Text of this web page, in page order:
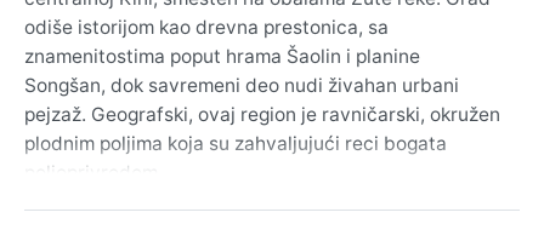
odiše istorijom kao drevna prestonica, sa
znamenitostima poput hrama Šaolin i planine
Songšan, dok savremeni deo nudi živahan urbani
pejzaž. Geografski, ovaj region je ravničarski, okružen
plodnim poljima koja su zahvaljujući reci bogata
poljoprivredom.
Klima je prema Kepenovoj klasifikaciji Cwa – vlažna